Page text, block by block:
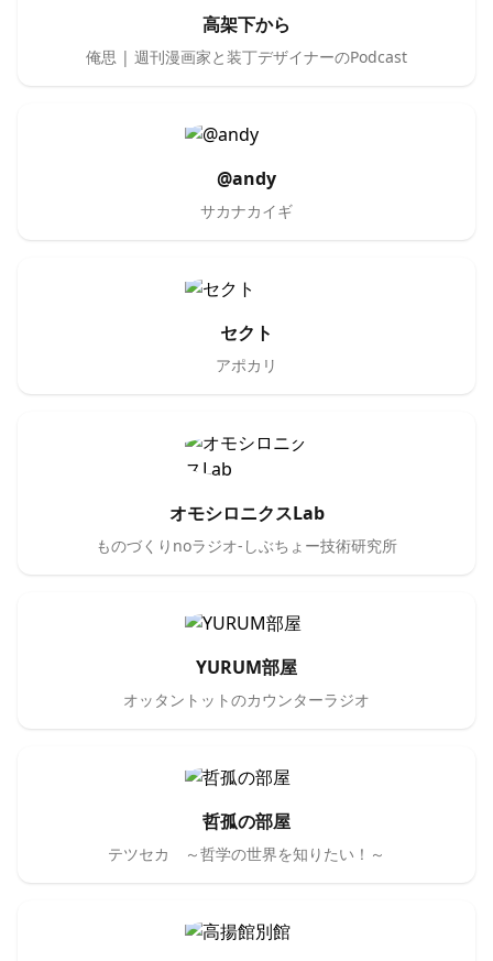
高架下から
俺思 | 週刊漫画家と装丁デザイナーのPodcast
@andy
サカナカイギ
セクト
アポカリ
オモシロニクスLab
ものづくりnoラジオ-しぶちょー技術研究所
YURUM部屋
オッタントットのカウンターラジオ
哲孤の部屋
テツセカ ～哲学の世界を知りたい！～